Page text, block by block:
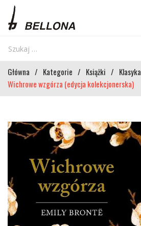
Główna / Kategorie / Książki / Klasyka
Wichrowe wzgórza (edycja kolekcjonerska)